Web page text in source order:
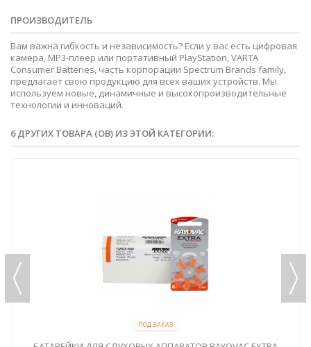
ПРОИЗВОДИТЕЛЬ
Вам важна гибкость и независимость? Если у вас есть цифровая
камера, MP3-плеер или портативный PlayStation, VARTA
Consumer Batteries, часть корпорации Spectrum Brands family,
предлагает свою продукцию для всех ваших устройств. Мы
используем новые, динамичные и высокопроизводительные
технологии и инноваций.
6 ДРУГИХ ТОВАРА (ОВ) ИЗ ЭТОЙ КАТЕГОРИИ:
ПОД ЗАКАЗ